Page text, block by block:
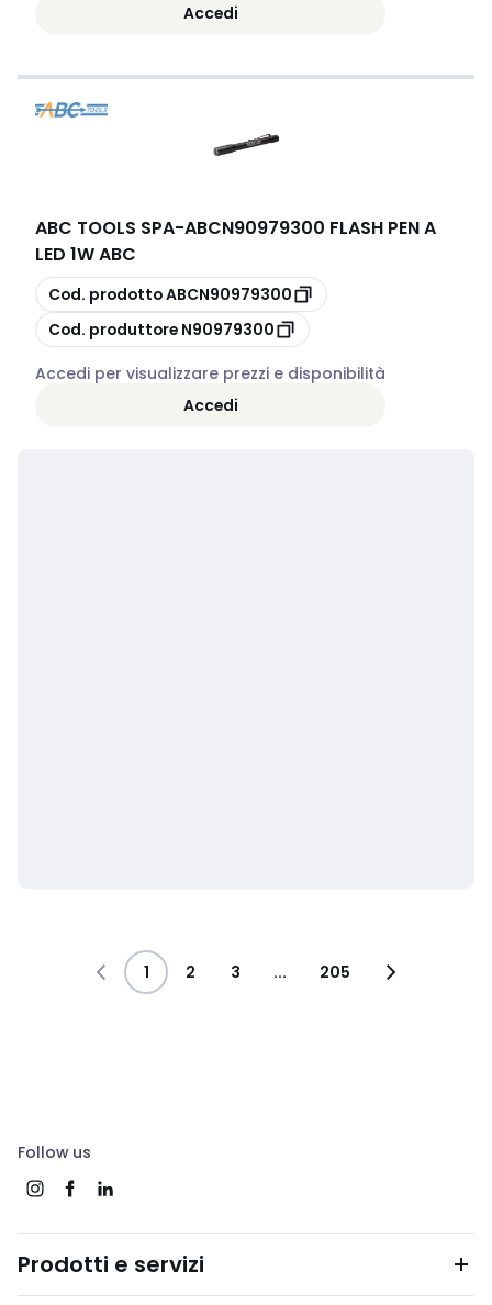
Accedi
ABC TOOLS SPA-ABCN90979300 FLASH PEN A
LED 1W ABC
copia
Cod. prodottoABCN90979300
copia
Cod. produttore N90979300
Accedi per visualizzare prezzi e disponibilità
Accedi
1 2 3 ... 205
Follow us
Prodotti e servizi